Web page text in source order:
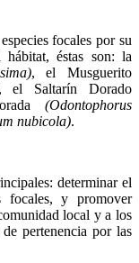
focales por su
éstas son: la
, el Musguerito
el Saltarín Dorado
(Odontophorus
nubicola).
determinar el
focales, y promover
local y a los
pertenencia por las